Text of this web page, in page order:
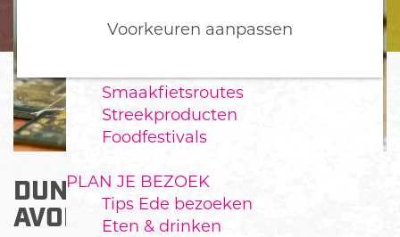
Voorkeuren aanpassen
p
a
g
e
Wekerom
Smaakfietsroutes
Streekproducten
Foodfestivals
PLAN JE BEZOEK
Tips Ede bezoeken
Eten & drinken
DUNGEONS & DRAGONS-
AVOND